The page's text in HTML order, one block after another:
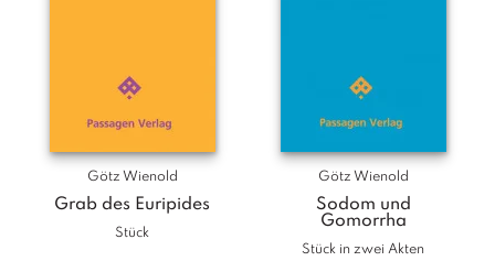
Götz Wienold
Grab des Euripides
Stück
Götz Wienold
Sodom und
Gomorrha
Stück in zwei Akten